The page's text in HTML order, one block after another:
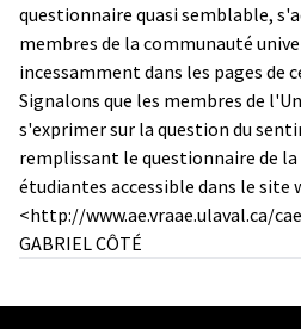
questionnaire quasi semblable,
membres de la communauté
incessamment dans les pages de
Signalons que les membres de
s'exprimer sur la question du
remplissant le questionnaire de la
étudiantes accessible dans le site
<http://www.ae.vraae.ulaval.ca/
GABRIEL CÔTÉ